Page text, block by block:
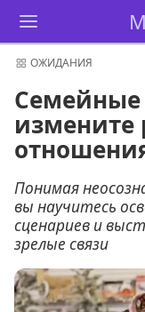
ОЖИДАНИЯ
Семейные
измените
Понимая
вы научитесь
сценариев и
зрелые связи